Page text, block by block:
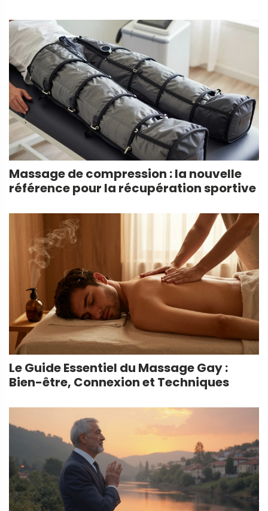
Massage de compression : la nouvelle
référence pour la récupération sportive
Le Guide Essentiel du Massage Gay :
Bien-être, Connexion et Techniques